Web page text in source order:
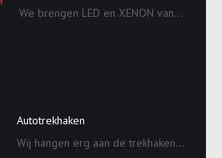
We brengen LED en XENON van...
Autotrekhaken
Wij hangen erg aan de trekhaken...